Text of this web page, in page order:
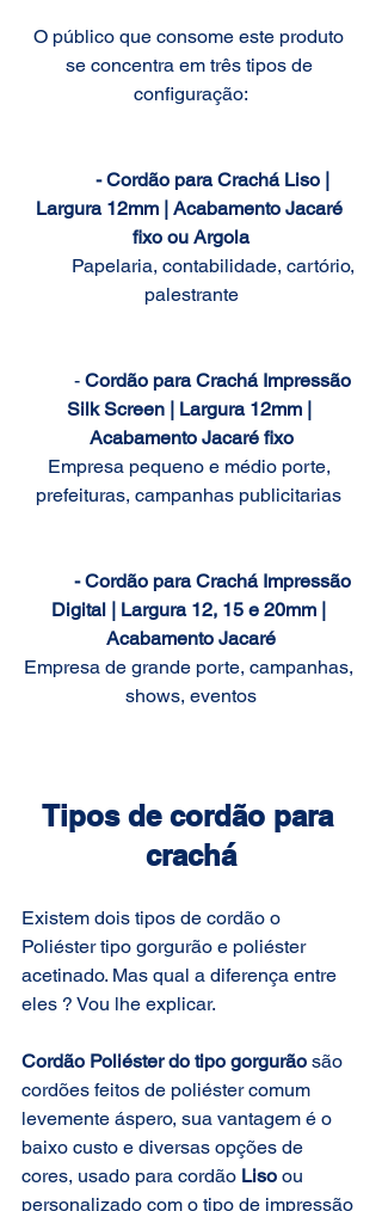
O público que consome este produto
se concentra em três tipos de
configuração:
- Cordão para Crachá Liso |
Largura 12mm | Acabamento Jacaré
fixo ou Argola
palestrante
	-
Cordão para Crachá Impressão
Silk Screen | Largura 12mm |
Acabamento Jacaré fixo
Empresa pequeno e médio porte,
prefeituras, campanhas publicitarias
- Cordão para Crachá Impressão
Digital | Largura 12, 15 e 20mm |
Acabamento Jacaré
Empresa de grande porte, campanhas,
shows, eventos
Tipos de cordão para
crachá
Existem dois tipos de cordão o
Poliéster tipo gorgurão e poliéster
acetinado. Mas qual a diferença entre
eles ? Vou lhe explicar.
Cordão Poliéster do tipo gorgurão são
cordões feitos de poliéster comum
levemente áspero, sua vantagem é o
baixo custo e diversas opções de
cores, usado para cordão Liso ou
personalizado com o tipo de impressão